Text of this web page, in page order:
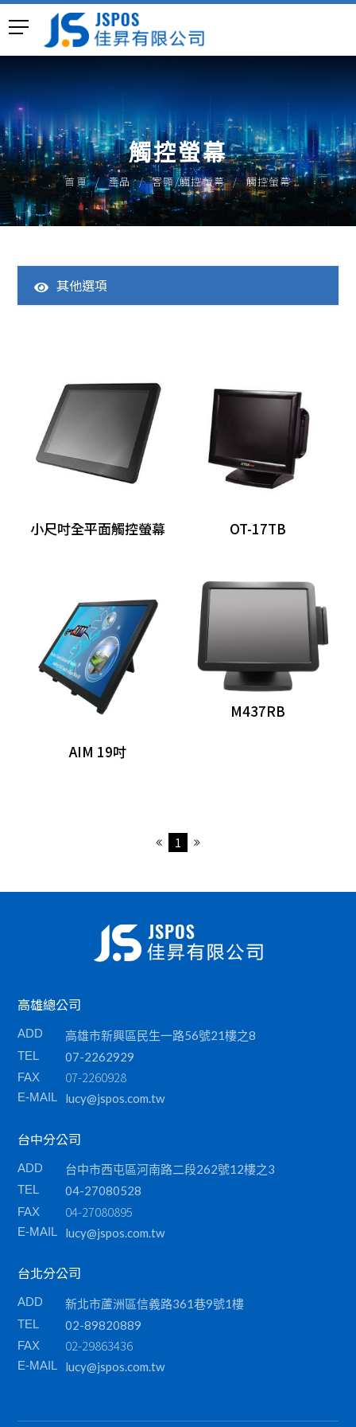
觸控螢幕
首頁 產品 客顯/觸控螢幕 觸控螢幕
其他選項
全部產品
客顯/觸控螢幕
發票機
出單機
條碼標籤機
掃描器
小尺吋全平面觸控螢幕 OT-17TB
AIM 19吋
M437RB
1
高雄總公司
ADD 高雄市新興區民生一路56號21樓之8
TEL 07-2262929
FAX 07-2260928
E-MAIL lucy@jspos.com.tw
台中分公司
ADD 台中市西屯區河南路二段262號12樓之3
TEL 04-27080528
FAX 04-27080895
E-MAIL lucy@jspos.com.tw
台北分公司
ADD 新北市蘆洲區信義路361巷9號1樓
TEL 02-89820889
FAX 02-29863436
E-MAIL lucy@jspos.com.tw